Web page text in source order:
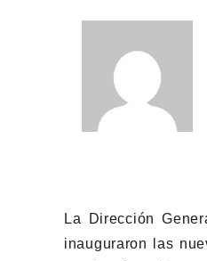
La Dirección
inauguraron las